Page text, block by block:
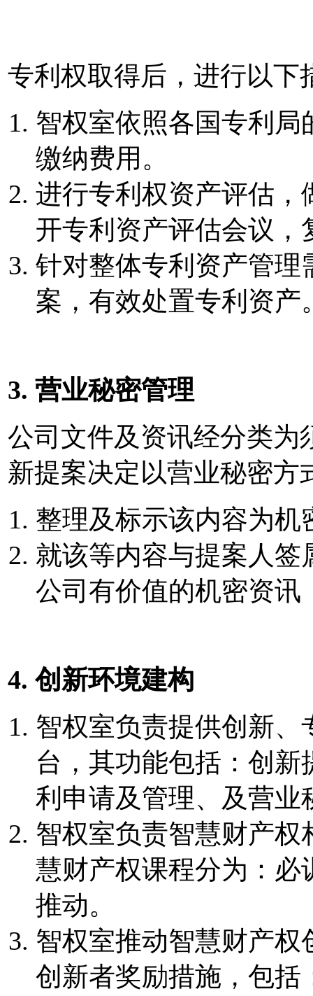
专利权取得后，进行以下
智权室依照各国专利
缴纳费用。
进行专利权资产评估，
开专利资产评估会议，
针对整体专利资产管理
案，有效处置专利资产
3. 营业秘密管理
公司文件及资讯经分类为
新提案决定以营业秘密方
整理及标示该内容为
就该等内容与提案人
公司有价值的机密资讯
4. 创新环境建构
智权室负责提供创新
台，其功能包括：创
利申请及管理、及营业
智权室负责智慧财产
慧财产权课程分为：必
推动。
智权室推动智慧财产
创新者奖励措施，包括